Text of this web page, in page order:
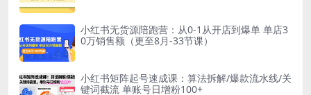
小红书无货源陪跑营：从0-1从开店到爆单 单店3
0万销售额（更至8月-33节课）
小红书矩阵起号速成课：算法拆解/爆款流水线/关
键词截流 单账号日增粉100+